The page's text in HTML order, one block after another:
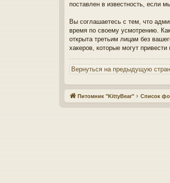
поставлен в известность, если
Вы соглашаетесь с тем, что
время по своему усмотрению.
открыта третьим лицам без
хакеров, которые могут
Вернуться на предыдущую
Питомник "KittyBear" Список